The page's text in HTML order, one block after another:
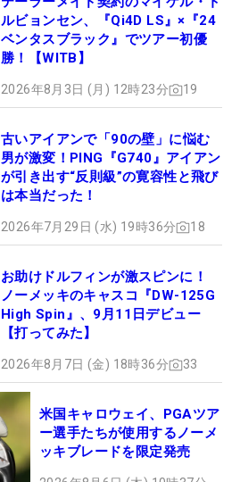
ルビョンセン、『Qi4D LS』×『24
ベンタスブラック』でツアー初優
勝！【WITB】
2026年8月3日 (月) 12時23分 19
古いアイアンで「90の壁」に悩む
男が激変！PING『G740』アイアン
が引き出す“反則級”の寛容性と飛び
は本当だった！
2026年7月29日 (水) 19時36分 18
お助けドルフィンが激スピンに！
ノーメッキのキャスコ『DW-125G
High Spin』、9月11日デビュー
【打ってみた】
2026年8月7日 (金) 18時36分 33
米国キャロウェイ、PGAツア
ー選手たちが使用するノーメ
ッキブレードを限定発売